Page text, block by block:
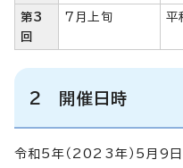
第3
回
7月上旬 平
2 開催日時
令和5年（2023年）5月9